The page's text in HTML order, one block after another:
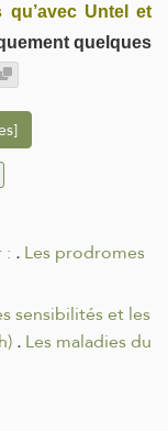
Untel et
quelques
: .Les prodromes
sensibilités et les
.Les maladies du